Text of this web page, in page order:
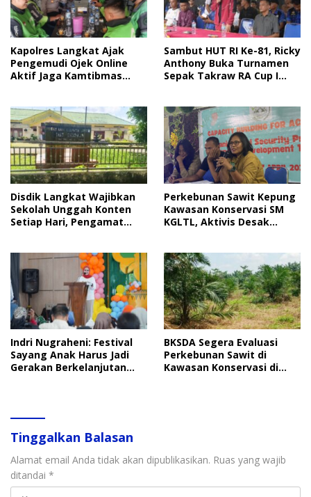
Kapolres Langkat Ajak
Pengemudi Ojek Online
Aktif Jaga Kamtibmas
Sambut HUT RI Ke-81, Ricky
Anthony Buka Turnamen
Sepak Takraw RA Cup I
Disdik Langkat Wajibkan
Sekolah Unggah Konten
Setiap Hari, Pengamat
Perkebunan Sawit Kepung
Kawasan Konservasi SM
KGLTL, Aktivis Desak
Indri Nugraheni: Festival
Sayang Anak Harus Jadi
Gerakan Berkelanjutan
BKSDA Segera Evaluasi
Perkebunan Sawit di
Kawasan Konservasi di
Tinggalkan Balasan
Alamat email Anda tidak akan dipublikasikan. Ruas yang wajib
ditandai *